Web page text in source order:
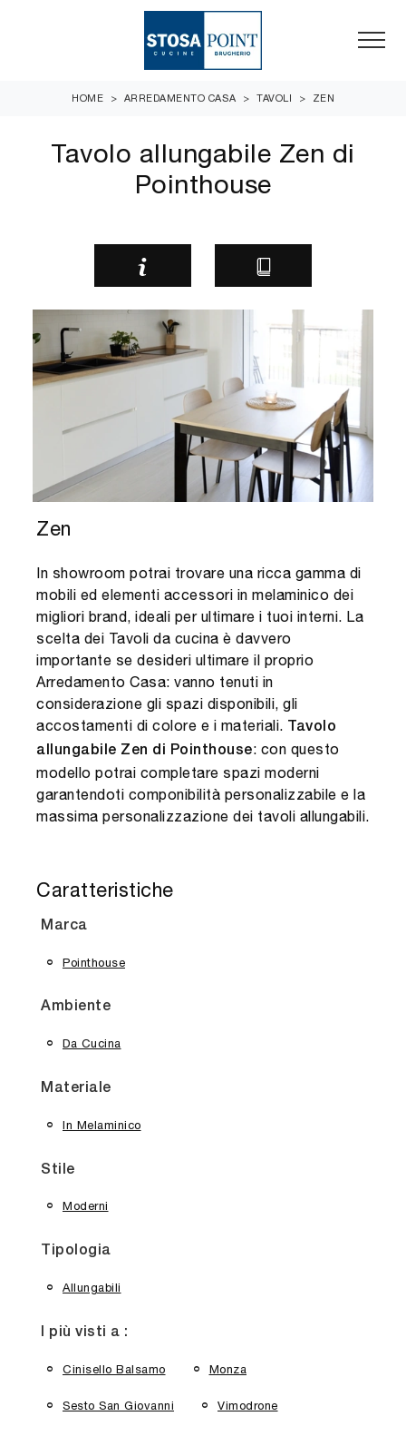
HOME > ARREDAMENTO CASA > TAVOLI > ZEN
Tavolo allungabile Zen di
Pointhouse
Zen
In showroom potrai trovare una ricca gamma di
mobili ed elementi accessori in melaminico dei
migliori brand, ideali per ultimare i tuoi interni. La
scelta dei Tavoli da cucina è davvero
importante se desideri ultimare il proprio
Arredamento Casa: vanno tenuti in
considerazione gli spazi disponibili, gli
accostamenti di colore e i materiali.
Tavolo
allungabile Zen di Pointhouse: con questo
modello potrai completare spazi moderni
garantendoti componibilità personalizzabile e la
massima personalizzazione dei tavoli allungabili.
Caratteristiche
Marca
Pointhouse
Ambiente
Da Cucina
Materiale
In Melaminico
Stile
Moderni
Tipologia
Allungabili
I più visti a :
Cinisello Balsamo Monza
Sesto San Giovanni Vimodrone